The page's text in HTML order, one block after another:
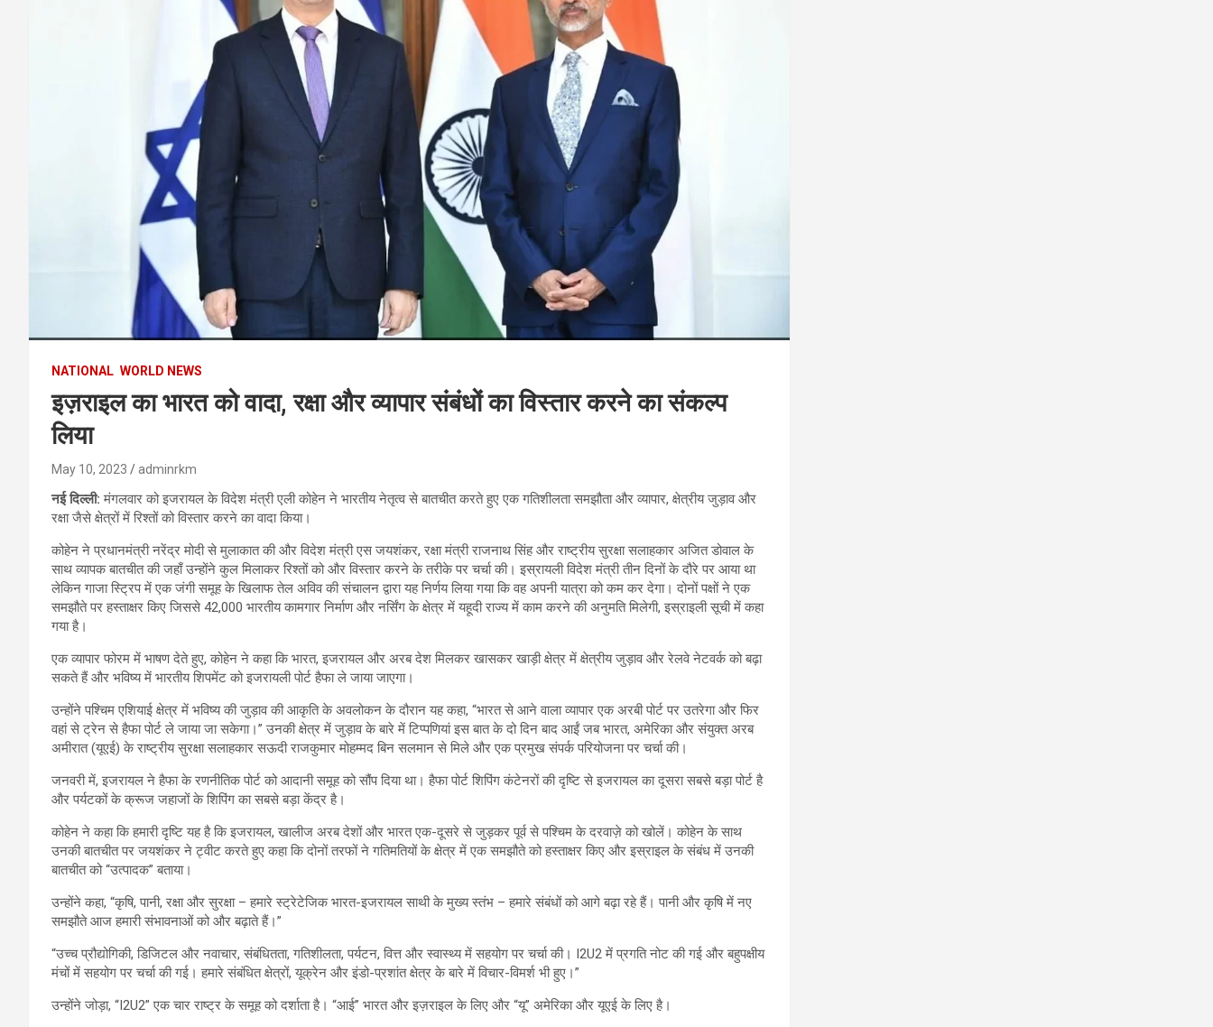
NATIONAL WORLD NEWS
इज़राइल का भारत को वादा, रक्षा और व्यापार संबंधों का विस्तार करने का संकल्प
लिया
May 10, 2023 adminrkm
नई दिल्ली: मंगलवार को इजरायल के विदेश मंत्री एली कोहेन ने भारतीय नेतृत्व से बातचीत करते हुए एक गतिशीलता समझौता और व्यापार, क्षेत्रीय जुड़ाव और
रक्षा जैसे क्षेत्रों में रिश्तों को विस्तार करने का वादा किया।
कोहेन ने प्रधानमंत्री नरेंद्र मोदी से मुलाकात की और विदेश मंत्री एस जयशंकर, रक्षा मंत्री राजनाथ सिंह और राष्ट्रीय सुरक्षा सलाहकार अजित डोवाल के
साथ व्यापक बातचीत की जहाँ उन्होंने कुल मिलाकर रिश्तों को और विस्तार करने के तरीके पर चर्चा की। इस्रायली विदेश मंत्री तीन दिनों के दौरे पर आया था
लेकिन गाजा स्ट्रिप में एक जंगी समूह के खिलाफ तेल अविव की संचालन द्वारा यह निर्णय लिया गया कि वह अपनी यात्रा को कम कर देगा। दोनों पक्षों ने एक
समझौते पर हस्ताक्षर किए जिससे 42,000 भारतीय कामगार निर्माण और नर्सिंग के क्षेत्र में यहूदी राज्य में काम करने की अनुमति मिलेगी, इस्राइली सूची में कहा
गया है।
एक व्यापार फोरम में भाषण देते हुए, कोहेन ने कहा कि भारत, इजरायल और अरब देश मिलकर खासकर खाड़ी क्षेत्र में क्षेत्रीय जुड़ाव और रेलवे नेटवर्क को बढ़ा
सकते हैं और भविष्य में भारतीय शिपमेंट को इजरायली पोर्ट हैफा ले जाया जाएगा।
उन्होंने पश्चिम एशियाई क्षेत्र में भविष्य की जुड़ाव की आकृति के अवलोकन के दौरान यह कहा, “भारत से आने वाला व्यापार एक अरबी पोर्ट पर उतरेगा और फिर
वहां से ट्रेन से हैफा पोर्ट ले जाया जा सकेगा।” उनकी क्षेत्र में जुड़ाव के बारे में टिप्पणियां इस बात के दो दिन बाद आईं जब भारत, अमेरिका और संयुक्त अरब
अमीरात (यूएई) के राष्ट्रीय सुरक्षा सलाहकार सऊदी राजकुमार मोहम्मद बिन सलमान से मिले और एक प्रमुख संपर्क परियोजना पर चर्चा की।
जनवरी में, इजरायल ने हैफा के रणनीतिक पोर्ट को आदानी समूह को सौंप दिया था। हैफा पोर्ट शिपिंग कंटेनरों की दृष्टि से इजरायल का दूसरा सबसे बड़ा पोर्ट है
और पर्यटकों के क्रूज जहाजों के शिपिंग का सबसे बड़ा केंद्र है।
कोहेन ने कहा कि हमारी दृष्टि यह है कि इजरायल, खालीज अरब देशों और भारत एक-दूसरे से जुड़कर पूर्व से पश्चिम के दरवाज़े को खोलें। कोहेन के साथ
उनकी बातचीत पर जयशंकर ने ट्वीट करते हुए कहा कि दोनों तरफों ने गतिमतियों के क्षेत्र में एक समझौते को हस्ताक्षर किए और इस्राइल के संबंध में उनकी
बातचीत को “उत्पादक” बताया।
उन्होंने कहा, “कृषि, पानी, रक्षा और सुरक्षा – हमारे स्ट्रेटेजिक भारत-इजरायल साथी के मुख्य स्तंभ – हमारे संबंधों को आगे बढ़ा रहे हैं। पानी और कृषि में नए
समझौते आज हमारी संभावनाओं को और बढ़ाते हैं।”
“उच्च प्रौद्योगिकी, डिजिटल और नवाचार, संबंधितता, गतिशीलता, पर्यटन, वित्त और स्वास्थ्य में सहयोग पर चर्चा की। I2U2 में प्रगति नोट की गई और बहुपक्षीय
मंचों में सहयोग पर चर्चा की गई। हमारे संबंधित क्षेत्रों, यूक्रेन और इंडो-प्रशांत क्षेत्र के बारे में विचार-विमर्श भी हुए।”
उन्होंने जोड़ा, “I2U2” एक चार राष्ट्र के समूह को दर्शाता है। “आई” भारत और इज़राइल के लिए और “यू” अमेरिका और यूएई के लिए है।